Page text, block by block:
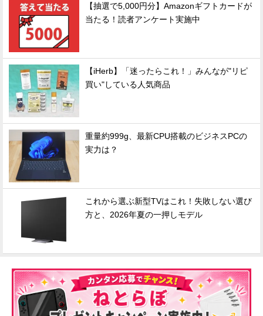
【抽選で5,000円分】Amazonギフトカードが
当たる！読者アンケート実施中
【iHerb】「迷ったらこれ！」みんなが"リピ
買い"している人気商品
重量約999g、最新CPU搭載のビジネスPCの
実力は？
これから選ぶ新型TVはこれ！失敗しない選び
方と、2026年夏の一押しモデル